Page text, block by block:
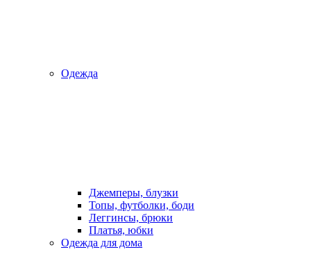
Одежда
Джемперы, блузки
Топы, футболки, боди
Леггинсы, брюки
Платья, юбки
Одежда для дома